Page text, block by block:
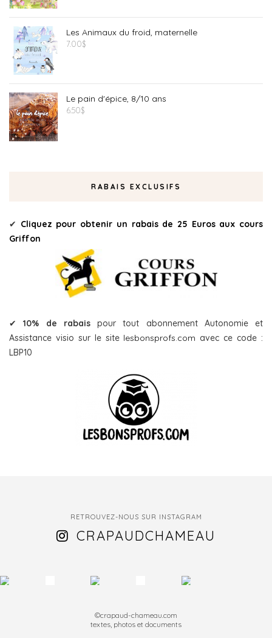
Les Animaux du froid, maternelle
7.00$
Le pain d'épice, 8/10 ans
6.50$
RABAIS EXCLUSIFS
✔ Cliquez pour obtenir un rabais de 25 Euros aux cours
Griffon
✔10% de rabaispour tout abonnement Autonomie et
Assistance visio sur le site lesbonsprofs.com avec ce code :
LBP10
RETROUVEZ-NOUS SUR INSTAGRAM
CRAPAUDCHAMEAU
©crapaud-chameau.com
textes, photos et documents